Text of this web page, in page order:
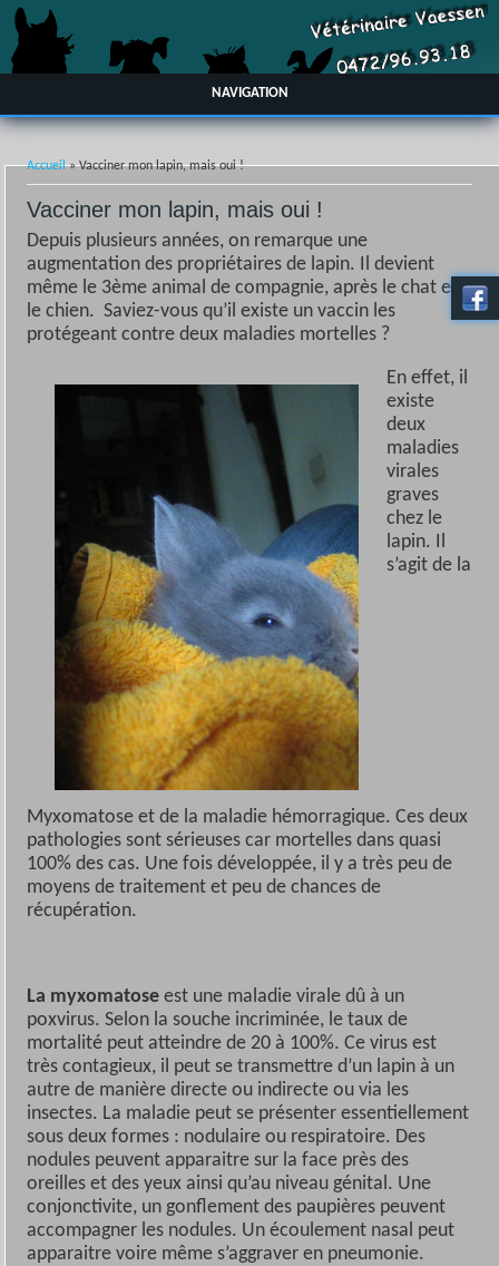
NAVIGATION
Accueil» Vacciner mon lapin, mais oui !
Vacciner mon lapin, mais oui !
Depuis plusieurs années, on remarque une
augmentation des propriétaires de lapin. Il devient
même le 3ème animal de compagnie, après le chat et
le chien. Saviez-vous qu’il existe un vaccin les
protégeant contre deux maladies mortelles ?
En effet, il
existe
deux
maladies
virales
graves
chez le
lapin. Il
s’agit de la
Myxomatose et de la maladie hémorragique. Ces deux
pathologies sont sérieuses car mortelles dans quasi
100% des cas. Une fois développée, il y a très peu de
moyens de traitement et peu de chances de
récupération.
La myxomatose est une maladie virale dû à un
poxvirus. Selon la souche incriminée, le taux de
mortalité peut atteindre de 20 à 100%. Ce virus est
très contagieux, il peut se transmettre d’un lapin à un
autre de manière directe ou indirecte ou via les
insectes. La maladie peut se présenter essentiellement
sous deux formes : nodulaire ou respiratoire. Des
nodules peuvent apparaitre sur la face près des
oreilles et des yeux ainsi qu’au niveau génital. Une
conjonctivite, un gonflement des paupières peuvent
accompagner les nodules. Un écoulement nasal peut
apparaitre voire même s’aggraver en pneumonie.